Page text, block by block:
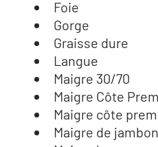
Foie
Gorge
Graisse dure
Langue
Maigre 30/70
Maigre Côte
Maigre côte
Maigre de jambon